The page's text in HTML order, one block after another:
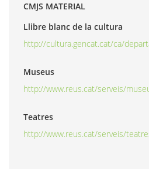
CMJS MATERIAL
Llibre blanc de la cultura
Museus
http://www.reus.cat/serveis/
Teatres
http://www.reus.cat/serveis/